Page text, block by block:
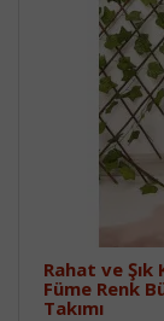
Rahat ve Şık
Füme Renk
Takımı